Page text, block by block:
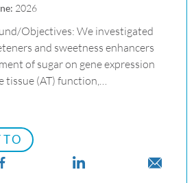
2026
Objectives: We investigated
and sweetness enhancers
of sugar on gene expression
tissue (AT) function,…